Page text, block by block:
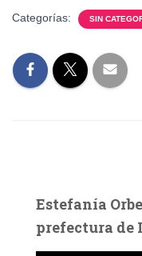
Categorías: SIN
Estefanía
prefectura de